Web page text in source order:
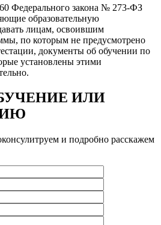
Федерального закона № 273-ФЗ
образовательную
лицам, освоившим
по которым не предусмотрено
документы об обучении по
установлены этими
ИЛИ
и подробно расскажем